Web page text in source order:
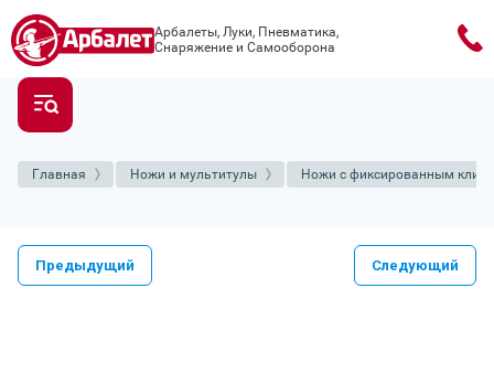
Арбалеты, Луки, Пневматика,
Снаряжение и Самооборона
Главная Ножи и мультитулы Ножи с фиксированным
Предыдущий Следующий